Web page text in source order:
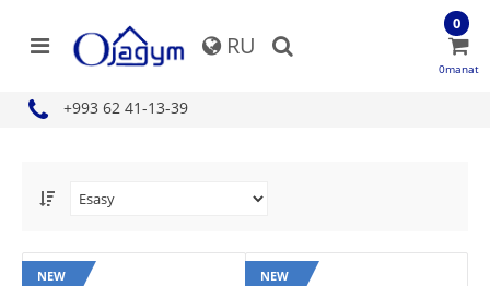
RU
+993 62 41-13-39
0
0manat
NEW NEW